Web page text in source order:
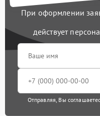
При оформлении
действует
Отправляя, Вы